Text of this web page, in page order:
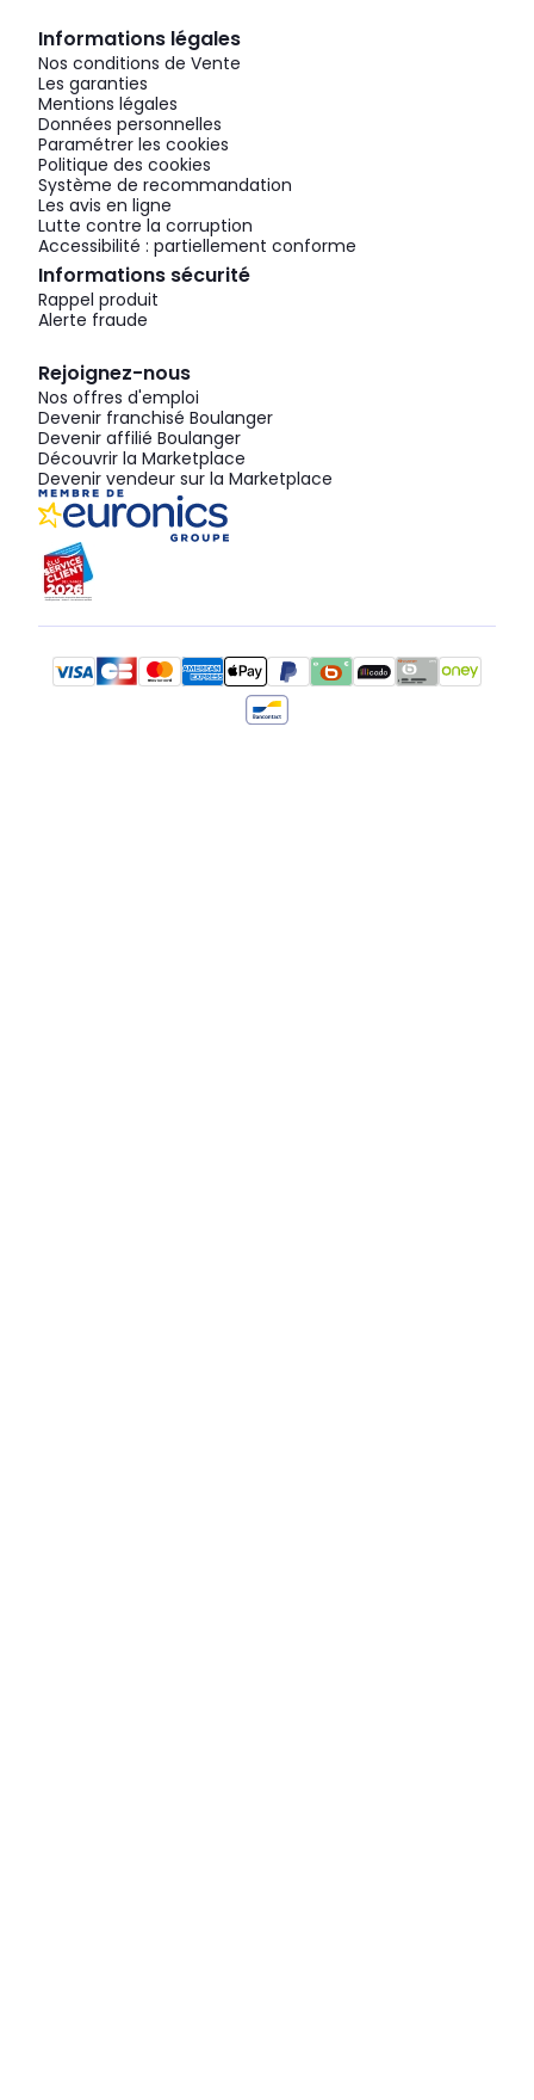
Informations légales
Nos conditions de Vente
Les garanties
Mentions légales
Données personnelles
Paramétrer les cookies
Politique des cookies
Système de recommandation
Les avis en ligne
Lutte contre la corruption
Accessibilité : partiellement conforme
Informations sécurité
Rappel produit
Alerte fraude
Rejoignez-nous
Nos offres d'emploi
Devenir franchisé Boulanger
Devenir affilié Boulanger
Découvrir la Marketplace
Devenir vendeur sur la Marketplace